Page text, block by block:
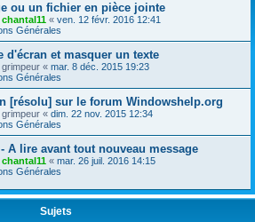
e
ou un fichier en pièce jointe
chantal11 « ven. 12 févr. 2016 12:41
Générales
d'écran et masquer un texte
grimpeur « mar. 8 déc. 2015 19:23
Générales
[résolu] sur le forum Windowshelp.org
grimpeur « dim. 22 nov. 2015 12:34
Générales
A lire avant tout nouveau message
chantal11 « mar. 26 juil. 2016 14:15
Générales
Sujets